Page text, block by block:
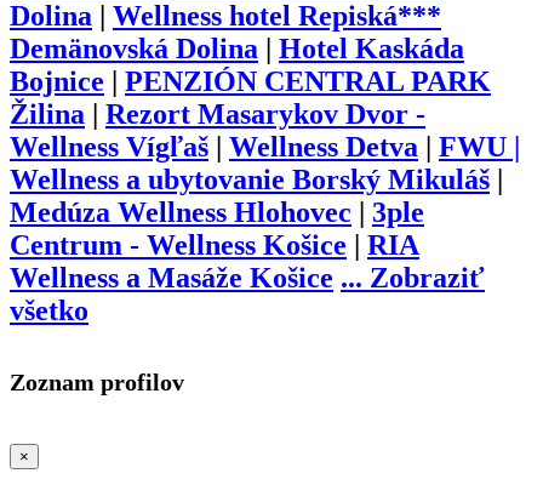
Dolina
Wellness hotel Repiská***
Demänovská Dolina
Hotel Kaskáda
Bojnice
PENZIÓN CENTRAL PARK
Žilina
Rezort Masarykov Dvor -
Wellness Vígľaš
Wellness Detva
FWU |
Wellness a ubytovanie Borský Mikuláš
Medúza Wellness Hlohovec
3ple
Centrum - Wellness Košice
RIA
Wellness a Masáže Košice ... Zobraziť
všetko
Zoznam profilov
×